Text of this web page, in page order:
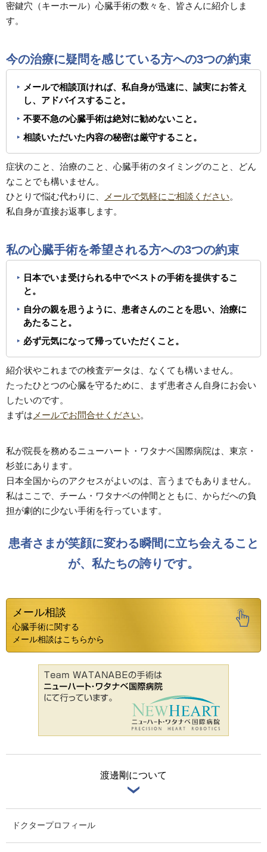
密鍵穴（キーホール）心臓手術の数々を、皆さんに紹介しま
す。
今の治療に疑問を感じている方への3つの約束
メールで相談頂ければ、私自身が迅速に、誠実にお答え
し、アドバイスすること。
不要不急の心臓手術は絶対に勧めないこと。
相談いただいた内容の秘密は厳守すること。
症状のこと、治療のこと、心臓手術のタイミングのこと、どん
なことでも構いません。
ひとりで悩む代わりに、
メールで気軽にご相談ください。
私自身が直接お返事します。
私の心臓手術を希望される方への3つの約束
日本でいま受けられる中でベストの手術を提供するこ
と。
自分の親を思うように、患者さんのことを思い、治療に
あたること。
必ず元気になって帰っていただくこと。
紹介状やこれまでの検査データは、なくても構いません。
たったひとつの心臓を守るために、まず患者さん自身にお会い
したいのです。
まずは メールでお問合せください。
私が院長を務めるニューハート・ワタナベ国際病院は、東京・
杉並にあります。
日本全国からのアクセスがよいのは、言うまでもありません。
私はここで、チーム・ワタナベの仲間とともに、からだへの負
担が劇的に少ない手術を行っています。
患者さまが笑顔に変わる瞬間に立ち会えること
が、私たちの誇りです。
メール相談
心臓手術に関する
メール相談はこちらから
渡邊剛について
ドクタープロフィール